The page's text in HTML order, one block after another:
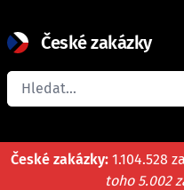
České zakázky
České zakázky: 1.104.528
toho 5.002